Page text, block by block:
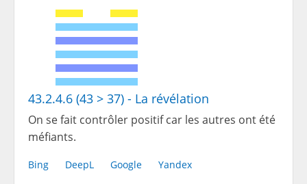
43.2.4.6 (43 > 37) - La révélation
On se fait contrôler positif car les autres ont été
méfiants.
Bing DeepL Google Yandex